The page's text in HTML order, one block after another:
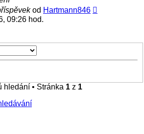
od Hartmann846
09:26 hod.
hledání • Stránka 1 z 1